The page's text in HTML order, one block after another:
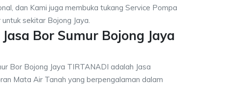
dan Kami juga membuka tukang Service Pompa
untuk sekitar Bojong Jaya.
Bor Sumur Bojong Jaya
Bor Bojong Jaya TIRTANADI adalah Jasa
Mata Air Tanah yang berpengalaman dalam